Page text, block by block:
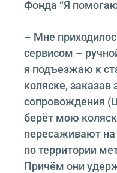
Фонда “Я
– Мне
сервисом –
я подъезжаю к
коляске, заказав
сопровождения
берёт мою
пересаживают
по территории
Причём они